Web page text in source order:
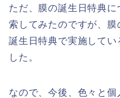
ただ、膜の誕生日特典
索してみたのですが、
誕生日特典で実施して
した。
なので、今後、色々と